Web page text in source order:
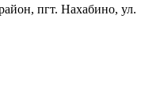
пгт. Нахабино, ул.